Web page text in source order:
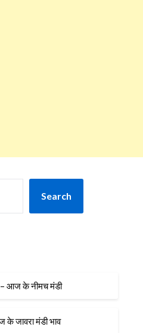
Search
आज के नीमच मंडी
जावरा मंडी भाव